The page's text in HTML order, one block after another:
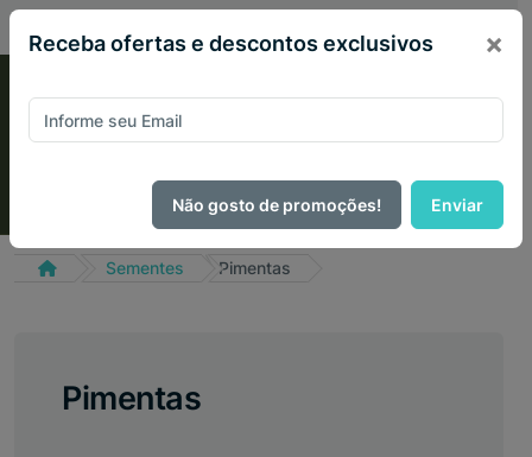
Sementes Pimentas
Pimentas
Receba ofertas e descontos exclusivos ×
Não gosto de promoções! Enviar